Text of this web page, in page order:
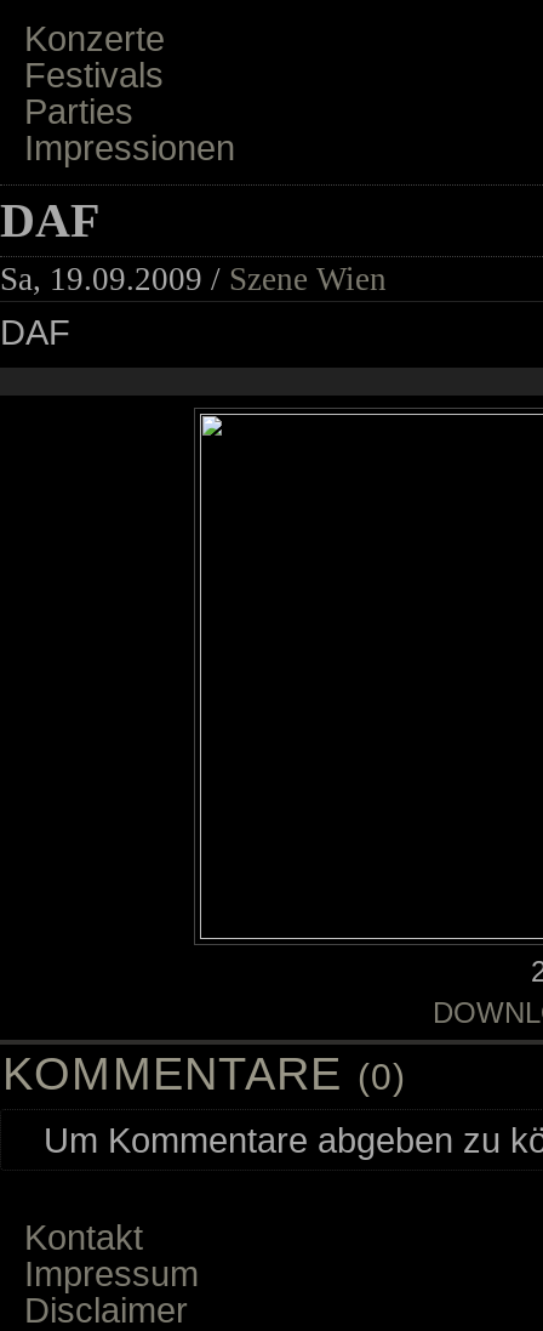
Konzerte
Festivals
Parties
Impressionen
DAF
Sa, 19.09.2009 / Szene Wien
DAF
KOMMENTARE (0)
Um Kommentare abgeben zu
Kontakt
Impressum
Disclaimer